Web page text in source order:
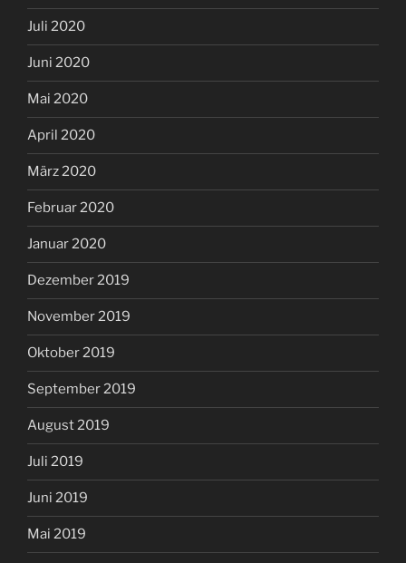
Juli 2020
Juni 2020
Mai 2020
April 2020
März 2020
Februar 2020
Januar 2020
Dezember 2019
November 2019
Oktober 2019
September 2019
August 2019
Juli 2019
Juni 2019
Mai 2019